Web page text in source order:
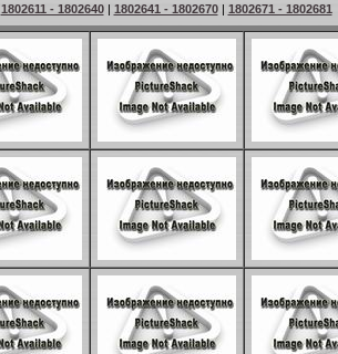
1802611 - 1802640| 1802641 - 1802670| 1802671 - 1802681